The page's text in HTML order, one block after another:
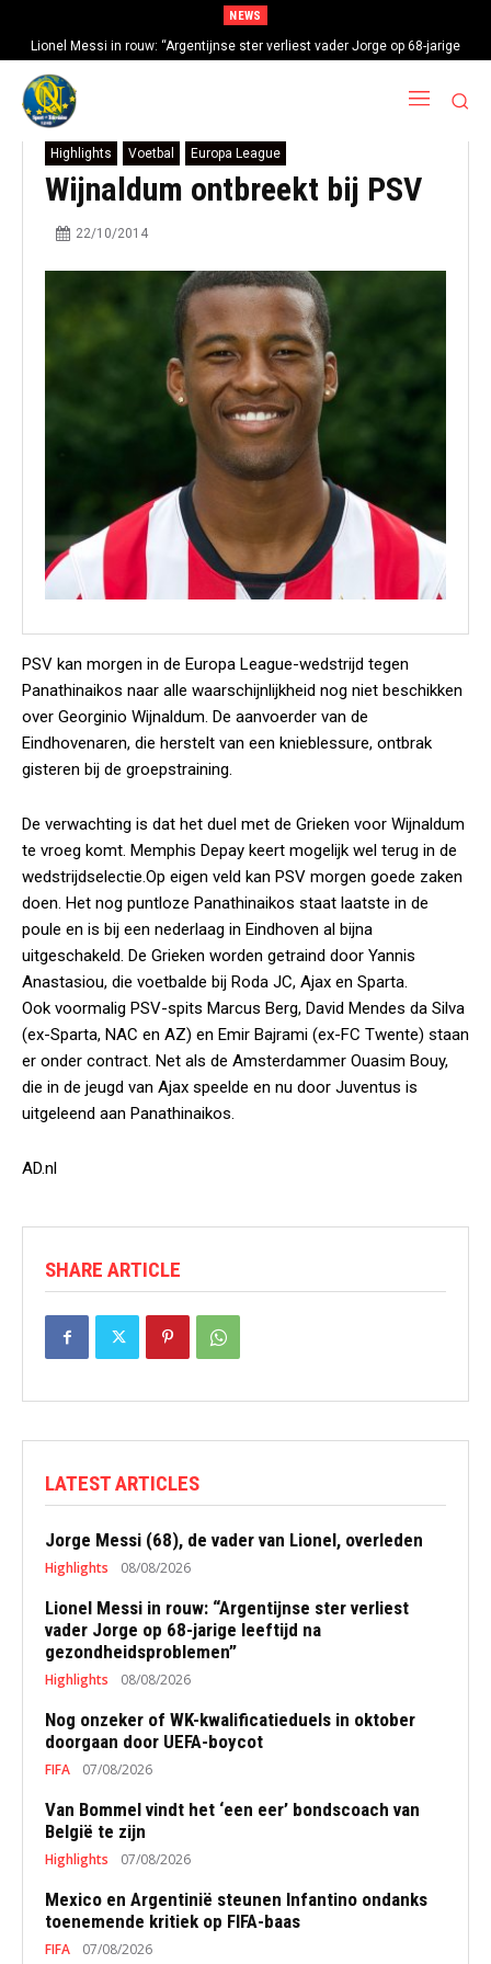
NEWS
Lionel Messi in rouw: “Argentijnse ster verliest vader Jorge op 68-jarige
leeftijd na gezondheidsproblemen”
Highlights Voetbal Europa League
Wijnaldum ontbreekt bij PSV
22/10/2014
PSV kan morgen in de Europa League-wedstrijd tegen
Panathinaikos naar alle waarschijnlijkheid nog niet beschikken
over Georginio Wijnaldum. De aanvoerder van de
Eindhovenaren, die herstelt van een knieblessure, ontbrak
gisteren bij de groepstraining.
De verwachting is dat het duel met de Grieken voor Wijnaldum
te vroeg komt. Memphis Depay keert mogelijk wel terug in de
wedstrijdselectie.Op eigen veld kan PSV morgen goede zaken
doen. Het nog puntloze Panathinaikos staat laatste in de
poule en is bij een nederlaag in Eindhoven al bijna
uitgeschakeld. De Grieken worden getraind door Yannis
Anastasiou, die voetbalde bij Roda JC, Ajax en Sparta.
Ook voormalig PSV-spits Marcus Berg, David Mendes da Silva
(ex-Sparta, NAC en AZ) en Emir Bajrami (ex-FC Twente) staan
er onder contract. Net als de Amsterdammer Ouasim Bouy,
die in de jeugd van Ajax speelde en nu door Juventus is
uitgeleend aan Panathinaikos.
AD.nl
SHARE ARTICLE
LATEST ARTICLES
Jorge Messi (68), de vader van Lionel, overleden
Highlights 08/08/2026
Lionel Messi in rouw: “Argentijnse ster verliest
vader Jorge op 68-jarige leeftijd na
gezondheidsproblemen”
Highlights 08/08/2026
Nog onzeker of WK-kwalificatieduels in oktober
doorgaan door UEFA-boycot
FIFA 07/08/2026
Van Bommel vindt het ‘een eer’ bondscoach van
België te zijn
Highlights 07/08/2026
Mexico en Argentinië steunen Infantino ondanks
toenemende kritiek op FIFA-baas
FIFA 07/08/2026